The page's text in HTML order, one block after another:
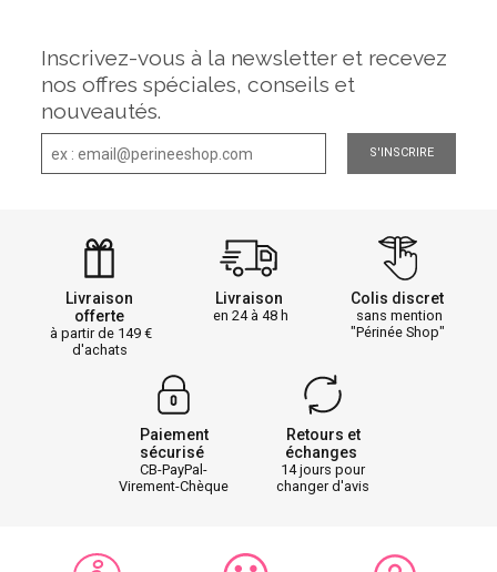
Inscrivez-vous à la newsletter et recevez
nos offres spéciales, conseils et
nouveautés.
S'INSCRIRE
Livraison
offerte
à partir de 149
d'achats
Livraison
en 24 à 48 h
Colis discret
sans mention
"Périnée Shop"
Paiement
sécurisé
CB-PayPal-
Virement-Chèque
Retours et
échanges
14 jours pour
changer d'avis